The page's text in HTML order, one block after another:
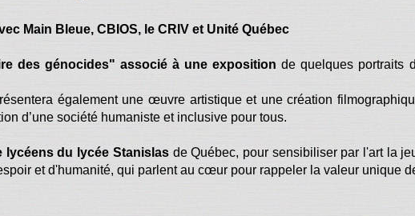
Main Bleue, CBIOS, le CRIV et Unité Québec
des génocides" associé à une exposition de quelques portraits
également une œuvre artistique et une création
d’une société humaniste et inclusive pour tous.
lycéens du lycée Stanislasde Québec, pour sensibiliser par l'art la
et d'humanité, qui parlent au cœur pour rappeler la valeur unique